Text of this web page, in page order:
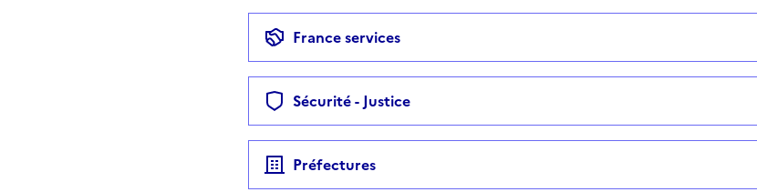
France services
Sécurité - Justice
Préfectures